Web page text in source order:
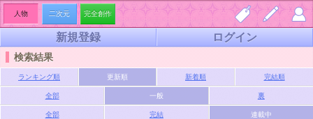
人物 二次元 完全創作
しお
り一 説を
書く
ペー
新規登録 ログイン
検索結果
ランキング順 更新順 新着順 完結順
全部 一般 裏
全部 完結 連載中